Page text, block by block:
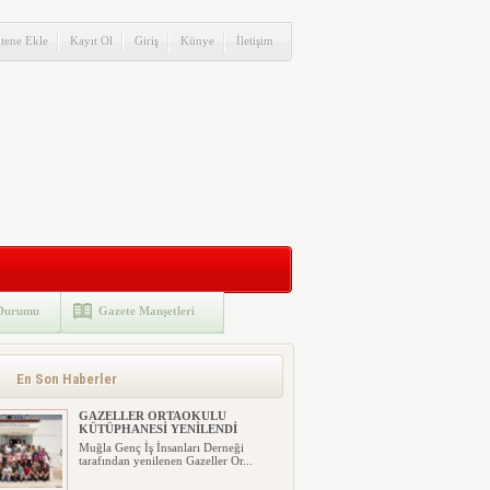
Ekle Kayıt Ol Giriş Künye İletişim
Gazete Manşetleri
En Son Haberler
GAZELLER ORTAOKULU
KÜTÜPHANESİ YENİLENDİ
Muğla Genç İş İnsanları Derneği
tarafından yenilenen Gazeller Or...